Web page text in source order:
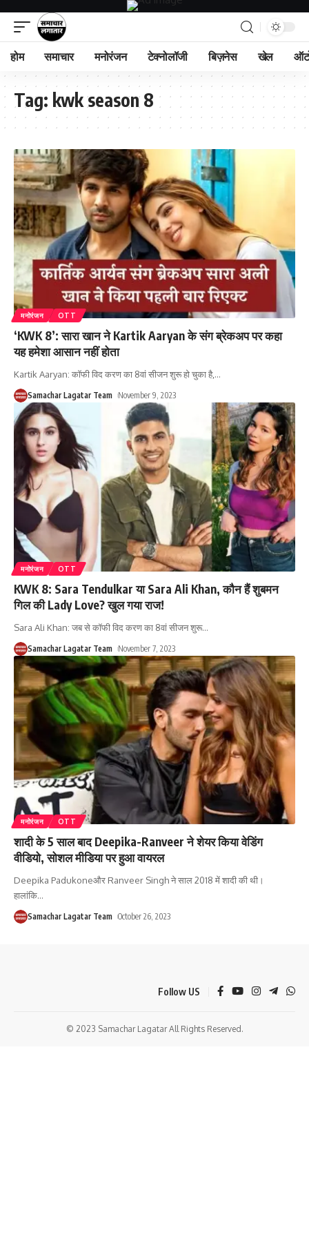
होम समाचार मनोरंजन टेक्नोलॉजी बिज़नेस खेल
Tag: kwk season 8
मनोरंजन OTT
‘KWK 8’: सारा खान ने Kartik Aaryan के संग ब्रेकअप पर कहा
यह हमेशा आसान नहीं होता
Kartik Aaryan: कॉफी विद करण का 8वां सीजन शुरू हो चुका है,…
Samachar Lagatar Team November 9, 2023
मनोरंजन OTT
KWK 8: Sara Tendulkar या Sara Ali Khan, कौन हैं शुबमन
गिल की Lady Love? खुल गया राज!
Sara Ali Khan: जब से कॉफी विद करण का 8वां सीजन शुरू…
Samachar Lagatar Team November 7, 2023
मनोरंजन OTT
शादी के 5 साल बाद Deepika-Ranveer ने शेयर किया वेडिंग
वीडियो, सोशल मीडिया पर हुआ वायरल
Deepika Padukoneऔर Ranveer Singh ने साल 2018 में शादी की थी।
हालांकि…
Samachar Lagatar Team October 26, 2023
Follow US
© 2023 Samachar Lagatar All Rights Reserved.